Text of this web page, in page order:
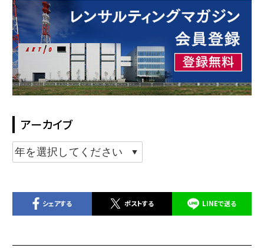
アーカイブ
シェアする ポストする LINEで送る